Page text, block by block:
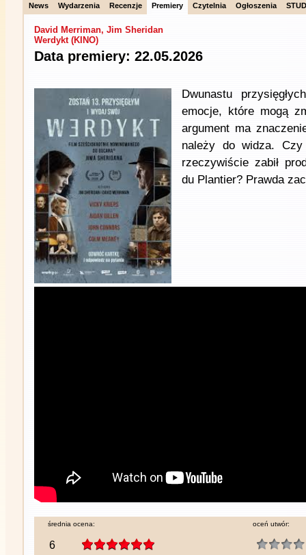
News Wydarzenia Recenzje Premiery Czytelnia Ogłoszenia
David Merriman, Jim Sheridan
Werdykt (KINO)
Data premiery: 22.05.2026
Dwunastu
emocje, które mogą
argument ma
należy do widza.
rzeczywiście zabił
du Plantier? Prawda
średnia ocena:
6
oceń utwór: